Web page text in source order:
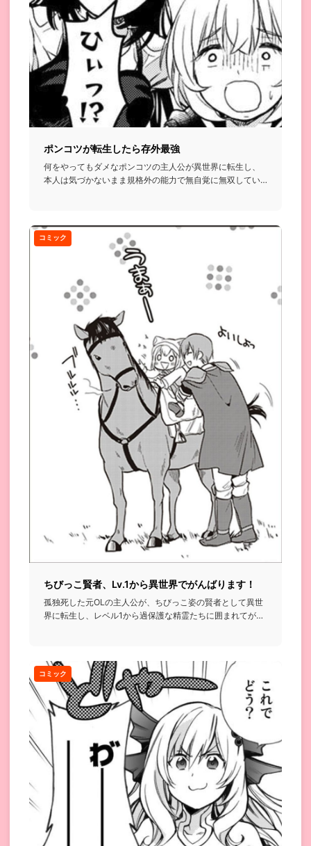
ポンコツが転生したら存外最強
何をやってもダメなポンコツの主人公が異世界に転生し、
本人は気づかないまま規格外の能力で無自覚に無双してい
コミック
ちびっこ賢者、Lv.1から異世界でがんばります！
孤独死した元OLの主人公が、ちびっこ姿の賢者として異世
界に転生し、レベル1から過保護な精霊たちに囲まれてがん
コミック